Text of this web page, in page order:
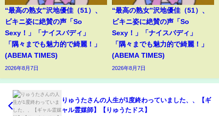
“最高の熟女”沢地優佳（51）、
ビキニ姿に絶賛の声「So
Sexy！」「ナイスバディ」
「隅々までも魅力的で綺麗！」
(ABEMA TIMES)
2026年8月7日
“最高の熟女”沢地優佳（51）、
ビキニ姿に絶賛の声「So
Sexy！」「ナイスバディ」
「隅々までも魅力的で綺麗！」
(ABEMA TIMES)
2026年8月7日
りゅうたさんの人生が1度終わっていました、、【ギ
ャル霊媒師】【りゅうたドス】